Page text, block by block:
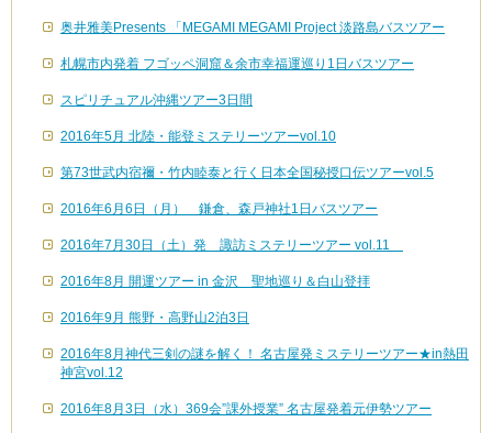
奥井雅美Presents 「MEGAMI MEGAMI Project 淡路島バスツアー
札幌市内発着 フゴッペ洞窟＆余市幸福運巡り1日バスツアー
スピリチュアル沖縄ツアー3日間
2016年5月 北陸・能登ミステリーツアーvol.10
第73世武内宿禰・竹内睦泰と行く日本全国秘授口伝ツアーvol.5
2016年6月6日（月） 鎌倉、森戸神社1日バスツアー
2016年7月30日（土）発 諏訪ミステリーツアー vol.11
2016年8月 開運ツアー in 金沢 聖地巡り＆白山登拝
2016年9月 熊野・高野山2泊3日
2016年8月神代三剣の謎を解く！ 名古屋発ミステリーツアー★in熱田
神宮vol.12
2016年8月3日（水）369会”課外授業” 名古屋発着元伊勢ツアー